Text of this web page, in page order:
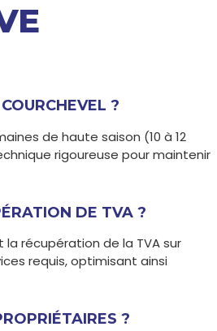
?
de haute saison (10 à 12
rigoureuse pour maintenir
DE TVA ?
récupération de la TVA sur
requis, optimisant ainsi
?